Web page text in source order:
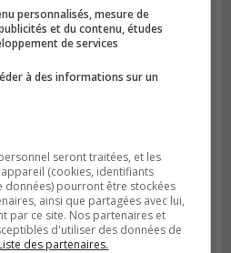
la Montérégie pour
personnalisés, mesure de
et du contenu, études
de services
à des informations sur un
seront traitées, et les
(cookies, identifiants
données) pourront être stockées
ainsi que partagées avec lui,
par ce site. Nos partenaires et
d'utiliser des données de
des partenaires.